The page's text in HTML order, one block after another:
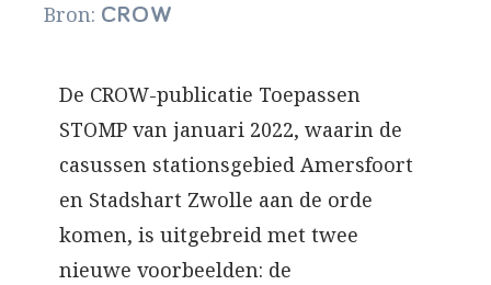
Bron: CROW
De CROW-publicatie Toepassen
STOMP van januari 2022, waarin de
casussen stationsgebied Amersfoort
en Stadshart Zwolle aan de orde
komen, is uitgebreid met twee
nieuwe voorbeelden: de